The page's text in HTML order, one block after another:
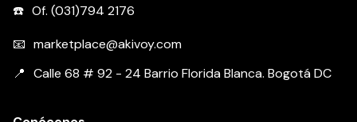
Of. (031)794 2176
marketplace@akivoy.com
Calle 68 # 92 - 24 Barrio Florida Blanca. Bogotá DC